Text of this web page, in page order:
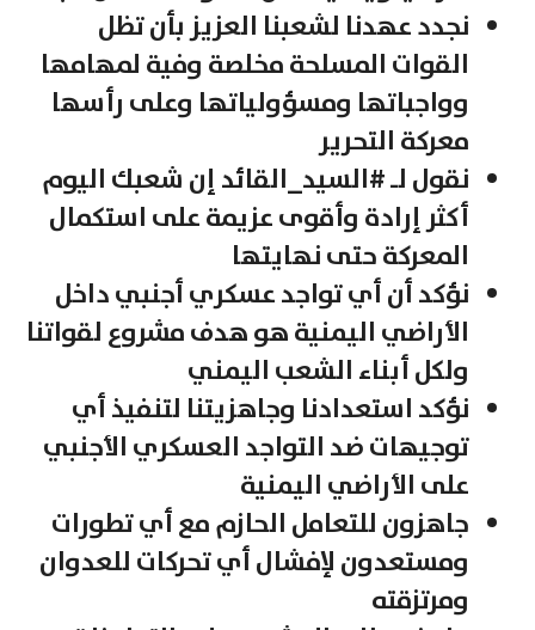
نجدد عهدنا لشعبنا العزيز بأن تظل
القوات المسلحة مخلصة وفية لمهامها
وواجباتها ومسؤولياتها وعلى رأسها
معركة التحرير
نقول لـ #السيد_القائد إن شعبك اليوم
أكثر إرادة وأقوى عزيمة على استكمال
المعركة حتى نهايتها
نؤكد أن أي تواجد عسكري أجنبي داخل
الأراضي اليمنية هو هدف مشروع لقواتنا
ولكل أبناء الشعب اليمني
نؤكد استعدادنا وجاهزيتنا لتنفيذ أي
توجيهات ضد التواجد العسكري الأجنبي
على الأراضي اليمنية
جاهزون للتعامل الحازم مع أي تطورات
ومستعدون لإفشال أي تحركات للعدوان
ومرتزقته